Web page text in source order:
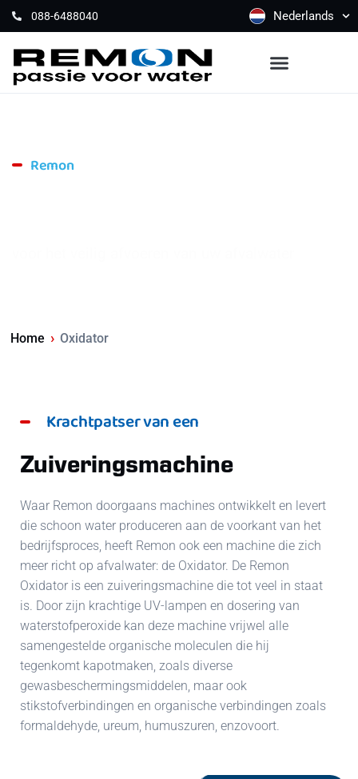
088-6488040 Nederlands
Remon
Home › Oxidator
Krachtpatser van een
Zuiveringsmachine
Waar Remon doorgaans machines ontwikkelt en levert
die schoon water produceren aan de voorkant van het
bedrijfsproces, heeft Remon ook een machine die zich
meer richt op afvalwater: de Oxidator. De Remon
Oxidator is een zuiveringsmachine die tot veel in staat
is. Door zijn krachtige UV-lampen en dosering van
waterstofperoxide kan deze machine vrijwel alle
samengestelde organische moleculen die hij
tegenkomt kapotmaken, zoals diverse
gewasbeschermingsmiddelen, maar ook
stikstofverbindingen en organische verbindingen zoals
formaldehyde, ureum, humuszuren, enzovoort.